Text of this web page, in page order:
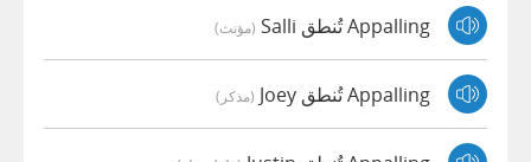
Appalling تُنطق Salli (مؤنث)
Appalling تُنطق Joey (مذكر)